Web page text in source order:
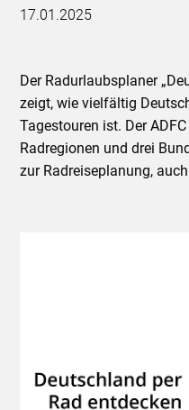
17.01.2025
Der Radurlaubsplaner
zeigt, wie vielfältig
Tagestouren ist. Der
Radregionen und drei
zur Radreiseplanung,